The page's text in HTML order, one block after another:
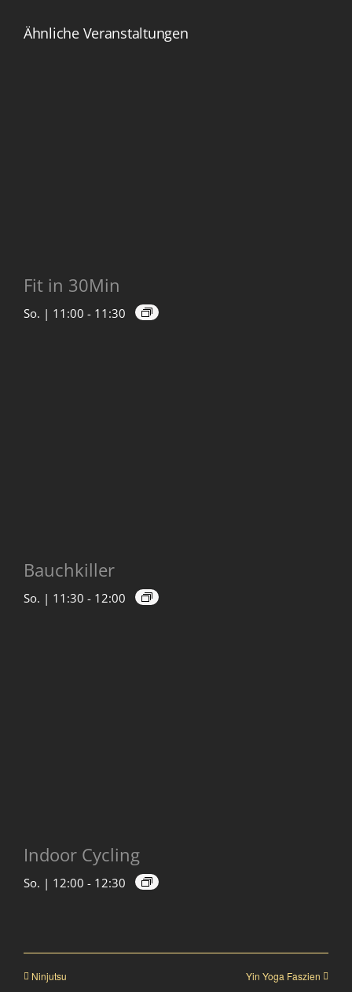
Ähnliche Veranstaltungen
Fit in 30Min
So. | 11:00 - 11:30
Bauchkiller
So. | 11:30 - 12:00
Indoor Cycling
So. | 12:00 - 12:30
Ninjutsu Yin Yoga Faszien